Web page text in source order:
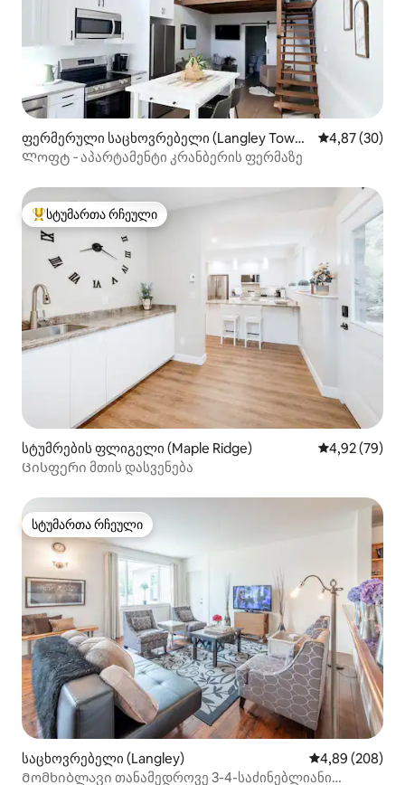
ფერმერული საცხოვრებელი (Langley Towns
hip)
საშუალო
4,87 (30)
Ლოფტ ‑ აპარტამენტი კრანბერის ფერმაზე
სტუმართა რჩეული მოწინავე ვარიანტი
სტუმართა რჩეული
სტუმრების ფლიგელი (Maple Ridge) საშუალო
4,92 (79)
Ცისფერი მთის დასვენება
სტუმართა რჩეული
სტუმართა რჩეული
საცხოვრებელი (Langley) საშუალო
4,89 (208)
Მომხიბლავი თანამედროვე 3-4-საძინებლიანი